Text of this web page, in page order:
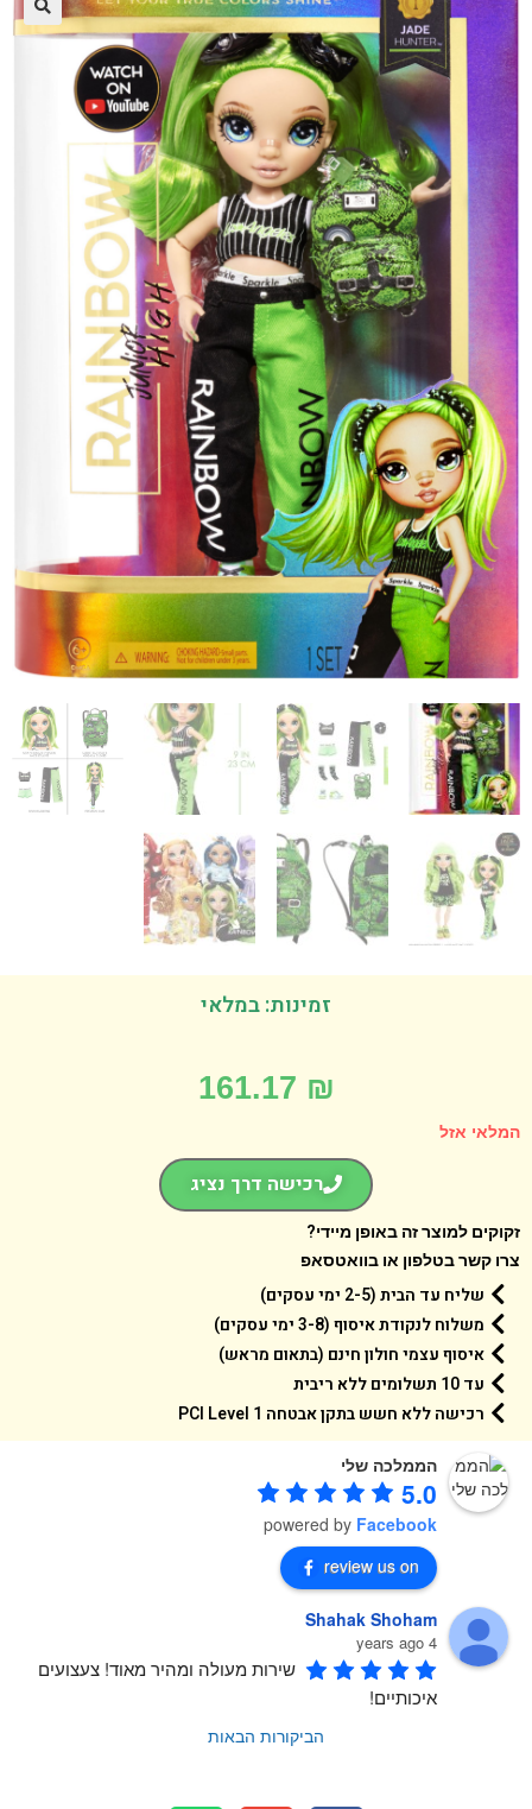
זמינות: במלאי
161.17
אזל
רכישה דרך נציג
למוצר זה באופן מיידי?
קשר בטלפון או בוואטסאפ
שליח עד הבית (2-5 ימי עסקים)
משלוח לנקודת איסוף (3-8 ימי עסקים)
איסוף עצמי חולון חינם (בתאום מראש)
עד 10 תשלומים ללא ריבית
רכישה ללא חשש בתקן אבטחה 1 PCI Level
הממלכה שלי
5.0
powered byFacebook
review us on
Shahak Shoham
4 years ago
שירות מעולה ומהיר מאוד! צעצועים
איכותיים!
הביקורות הבאות